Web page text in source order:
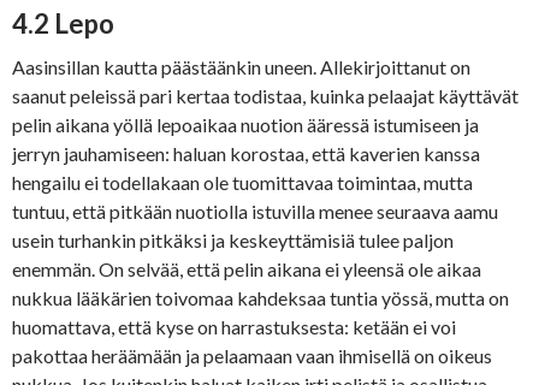
4.2 Lepo
Aasinsillan kautta päästäänkin uneen. Allekirjoittanut on
saanut peleissä pari kertaa todistaa, kuinka pelaajat käyttävät
pelin aikana yöllä lepoaikaa nuotion ääressä istumiseen ja
jerryn jauhamiseen: haluan korostaa, että kaverien kanssa
hengailu ei todellakaan ole tuomittavaa toimintaa, mutta
tuntuu, että pitkään nuotiolla istuvilla menee seuraava aamu
usein turhankin pitkäksi ja keskeyttämisiä tulee paljon
enemmän. On selvää, että pelin aikana ei yleensä ole aikaa
nukkua lääkärien toivomaa kahdeksaa tuntia yössä, mutta on
huomattava, että kyse on harrastuksesta: ketään ei voi
pakottaa heräämään ja pelaamaan vaan ihmisellä on oikeus